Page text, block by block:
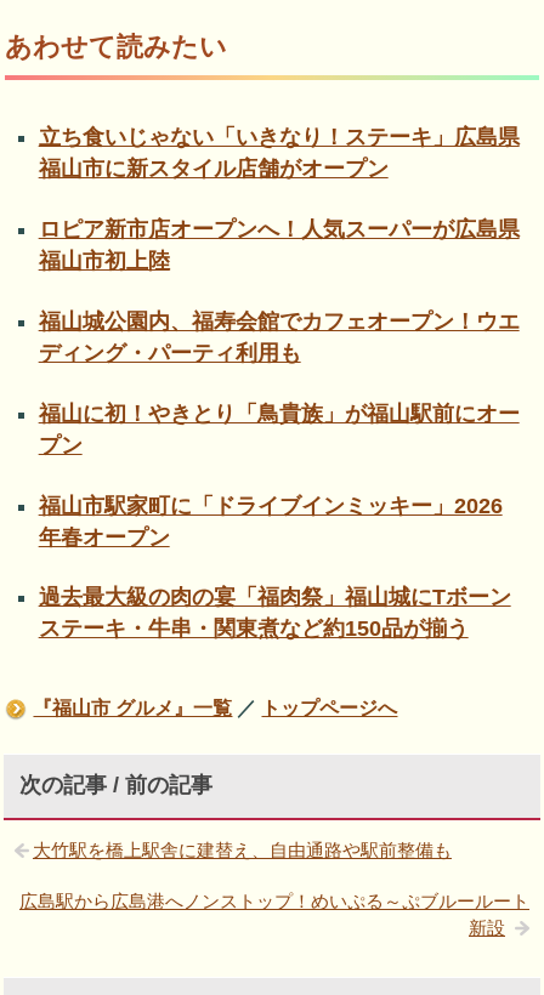
あわせて読みたい
立ち食いじゃない「いきなり！ステーキ」広島県
福山市に新スタイル店舗がオープン
ロピア新市店オープンへ！人気スーパーが広島県
福山市初上陸
福山城公園内、福寿会館でカフェオープン！ウエ
ディング・パーティ利用も
福山に初！やきとり「鳥貴族」が福山駅前にオー
プン
福山市駅家町に「ドライブインミッキー」2026
年春オープン
過去最大級の肉の宴「福肉祭」福山城にTボーン
ステーキ・牛串・関東煮など約150品が揃う
『福山市 グルメ』一覧 ／ トップページへ
次の記事 / 前の記事
大竹駅を橋上駅舎に建替え、自由通路や駅前整備も
広島駅から広島港へノンストップ！めいぷる～ぷブルールート
新設